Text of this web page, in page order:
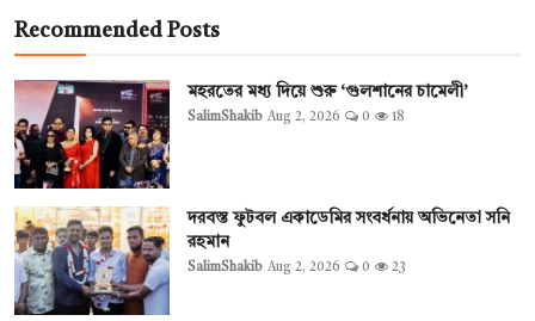
Recommended Posts
মহরতের মধ্য দিয়ে শুরু ‘গুলশানের চামেলী’
SalimShakib Aug 2, 2026 0 18
দরবস্ত ফুটবল একাডেমির সংবর্ধনায় অভিনেতা সনি
রহমান
SalimShakib Aug 2, 2026 0 23